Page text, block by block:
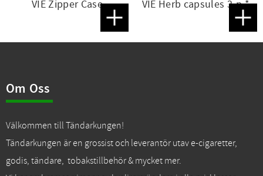
VIE Zipper Case
Lägg till i favoriter
VIE Herb capsules 3-p *
Om Oss
Välkommen till Tändarkungen!
Tändarkungen är en grossist och leverantör utav e-cigaretter,
godis, tändare, tobakstillbehör & mycket mer.